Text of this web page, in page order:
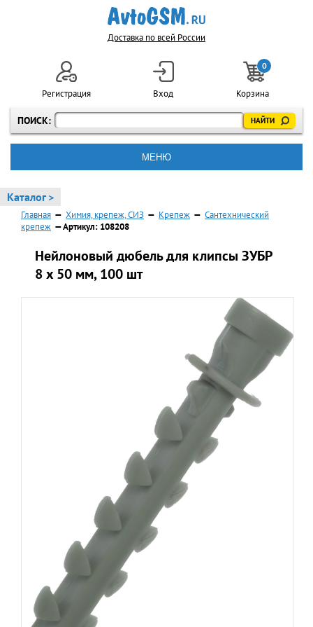
Доставка по всей России
ПОИСК:
Регистрация Вход
0
Корзина
МЕНЮ
Каталог >
Главная — Химия, крепеж, СИЗ — Крепеж — Сантехнический
крепеж — Артикул: 108208
Нейлоновый дюбель для клипсы ЗУБР
8 x 50 мм, 100 шт